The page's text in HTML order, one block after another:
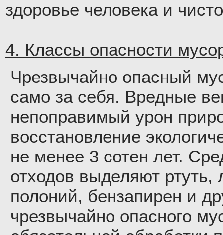
здоровье человека и
4. Классы опасности
Чрезвычайно опасный
само за себя. Вредные
непоправимый урон
восстановление
не менее 3 сотен лет.
отходов выделяют
полоний, бензапирен и
чрезвычайно опасного